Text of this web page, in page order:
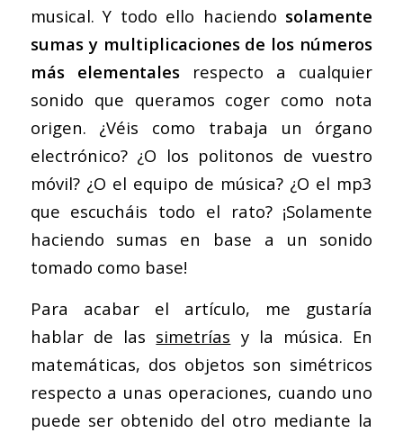
musical. Y todo ello haciendo solamente
sumas y multiplicaciones de los números
más elementales respecto a cualquier
sonido que queramos coger como nota
origen. ¿Véis como trabaja un órgano
electrónico? ¿O los politonos de vuestro
móvil? ¿O el equipo de música? ¿O el mp3
que escucháis todo el rato? ¡Solamente
haciendo sumas en base a un sonido
tomado como base!
Para acabar el artículo, me gustaría
hablar de las simetrías y la música. En
matemáticas, dos objetos son simétricos
respecto a unas operaciones, cuando uno
puede ser obtenido del otro mediante la